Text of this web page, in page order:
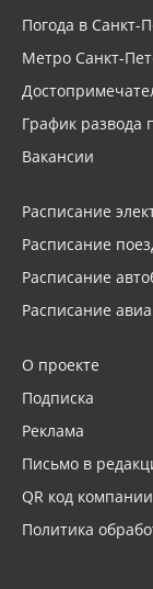
Погода в Санкт-
Метро Санкт-
График развода
Вакансии
Расписание
Расписание
Расписание
Расписание
О проекте
Подписка
Реклама
Письмо в
QR код компании
Политика